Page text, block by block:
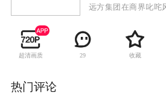
远方集团在商界叱咤
的一个大项目谈崩了
彭大迟，而彭大迟的
虽然已经和身为医生
超清画质 29 收藏
热门评论